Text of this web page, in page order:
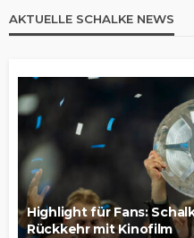
AKTUELLE SCHALKE NEWS
Highlight für Fans:
Rückkehr mit Kinofilm